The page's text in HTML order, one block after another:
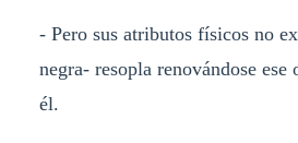
- Pero sus atributos físicos no
negra- resopla renovándose ese
él.